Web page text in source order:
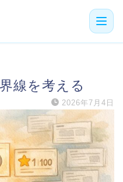
線を考える
2026年7月4日